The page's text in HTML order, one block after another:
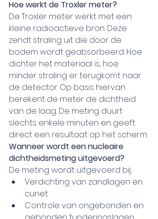
Hoe werkt de Troxler meter?
De Troxler meter werkt met een
kleine radioactieve bron. Deze
zendt straling uit die door de
bodem wordt geabsorbeerd. Hoe
dichter het materiaal is, hoe
minder straling er terugkomt naar
de detector. Op basis hiervan
berekent de meter de dichtheid
van de laag. De meting duurt
slechts enkele minuten en geeft
direct een resultaat op het scherm.
Wanneer wordt een nucleaire
dichtheidsmeting uitgevoerd?
De meting wordt uitgevoerd bij:
Verdichting van zandlagen en
cunet
Controle van ongebonden en